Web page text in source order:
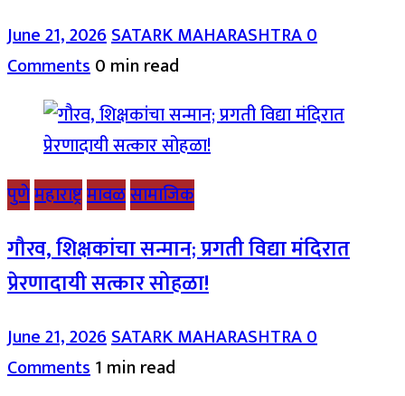
June 21, 2026SATARK MAHARASHTRA0
Comments0 min read
पुणेमहाराष्ट्रमावळसामाजिक
गौरव, शिक्षकांचा सन्मान; प्रगती विद्या मंदिरात
प्रेरणादायी सत्कार सोहळा!
June 21, 2026SATARK MAHARASHTRA0
Comments1 min read